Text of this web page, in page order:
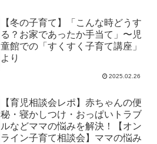
【冬の子育て】「こんな時どうす
る？お家であったか手当て」〜児
童館での「すくすく子育て講座」
より
2025.02.26
【育児相談会レポ】赤ちゃんの便
秘・寝かしつけ・おっぱいトラブ
ルなどママの悩みを解決！【オン
ライン子育て相談会】ママの悩み